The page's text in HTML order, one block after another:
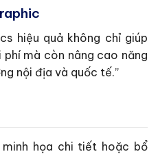
hiệu quả không chỉ giúp
mà còn nâng cao năng
nội địa và quốc tế.”
họa chi tiết hoặc bổ